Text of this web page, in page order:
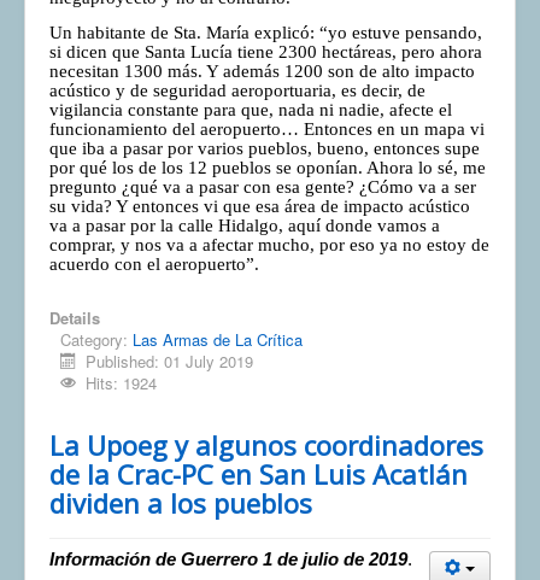
Un habitante de Sta. María explicó: “yo estuve pensando,
si dicen que Santa Lucía tiene 2300 hectáreas, pero ahora
necesitan 1300 más. Y además 1200 son de alto impacto
acústico y de seguridad aeroportuaria, es decir, de
vigilancia constante para que, nada ni nadie, afecte el
funcionamiento del aeropuerto… Entonces en un mapa vi
que iba a pasar por varios pueblos, bueno, entonces supe
por qué los de los 12 pueblos se oponían. Ahora lo sé, me
pregunto ¿qué va a pasar con esa gente? ¿Cómo va a ser
su vida? Y entonces vi que esa área de impacto acústico
va a pasar por la calle Hidalgo, aquí donde vamos a
comprar, y nos va a afectar mucho, por eso ya no estoy de
acuerdo con el aeropuerto”.
Details
Category: Las Armas de La Crítica
Published: 01 July 2019
Hits: 1924
La Upoeg y algunos coordinadores
de la Crac-PC en San Luis Acatlán
dividen a los pueblos
Información de Guerrero 1 de julio de 2019.